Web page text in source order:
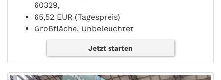
60329,
65,52 EUR (Tagespreis)
Großfläche, Unbeleuchtet
Jetzt starten